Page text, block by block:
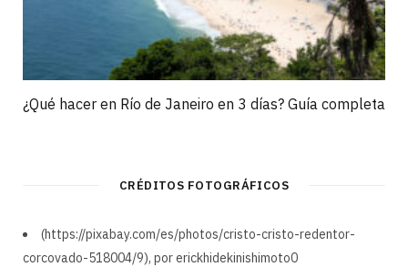
¿Qué hacer en Río de Janeiro en 3 días? Guía completa
CRÉDITOS FOTOGRÁFICOS
(https://pixabay.com/es/photos/cristo-cristo-redentor-
corcovado-518004/9), por erickhidekinishimoto0